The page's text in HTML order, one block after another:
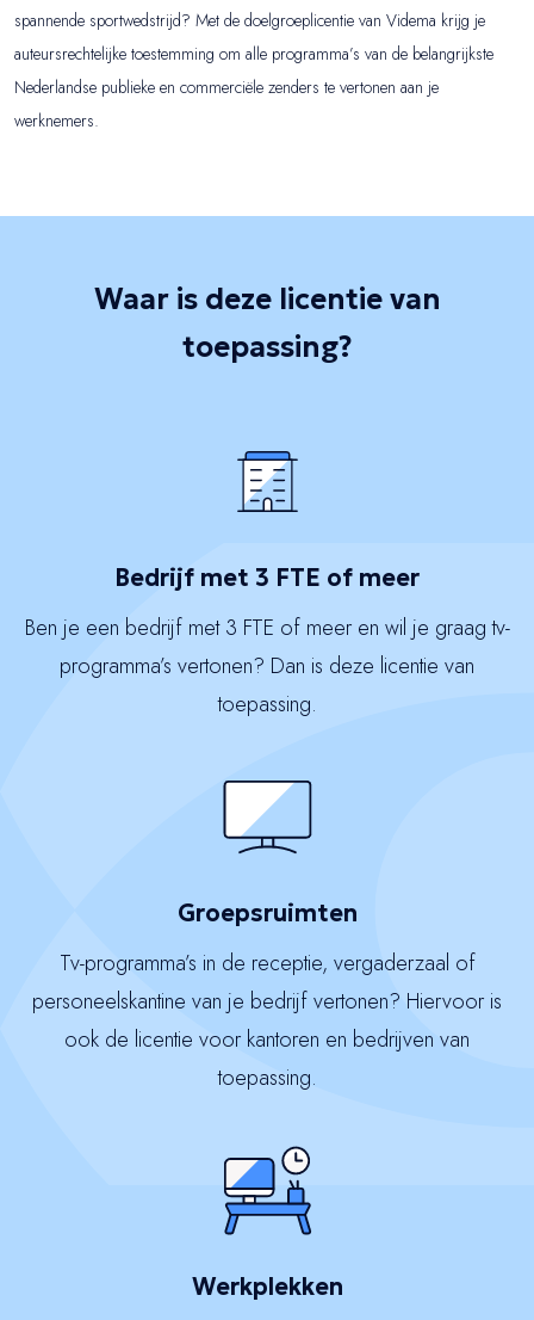
spannende sportwedstrijd? Met de doelgroeplicentie van Videma krijg je
auteursrechtelijke toestemming om alle programma’s van de belangrijkste
Nederlandse publieke en commerciële zenders te vertonen aan je
werknemers.
Waar is deze licentie van
toepassing?
Bedrijf met 3 FTE of meer
Ben je een bedrijf met 3 FTE of meer en wil je graag tv-
programma’s vertonen? Dan is deze licentie van
toepassing.
Groepsruimten
Tv-programma’s in de receptie, vergaderzaal of
personeelskantine van je bedrijf vertonen? Hiervoor is
ook de licentie voor kantoren en bedrijven van
toepassing.
Werkplekken